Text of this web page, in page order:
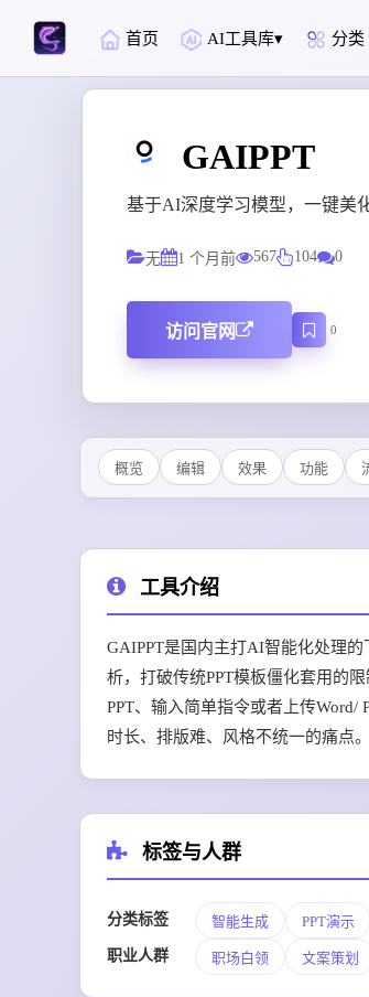
首页 AI工具库 分类
GAIPPT
基于AI深度学习模型，一键美
无 1 个月前 567 104 0
访问官网 0
概览 编辑 效果 功能
工具介绍
GAIPPT是国内主打AI智能化处理
析，打破传统PPT模板僵化套用的
PPT、输入简单指令或者上传
时长、排版难、风格不统一的痛点。
标签与人群
分类标签 智能生成 PPT演示
职业人群 职场白领 文案策划